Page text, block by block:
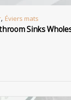
, Éviers mats
Sinks